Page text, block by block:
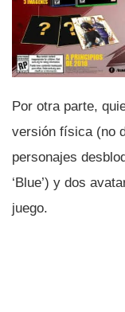
Por otra parte,
versión fí­sica (no
personajes
‘Blue’) y dos
juego.